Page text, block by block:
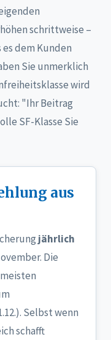
schrittweise –
es dem Kunden
Sie unmerklich
wird
"Ihr Beitrag
SF-Klasse Sie
aus
jährlich
Die
Selbst wenn
schafft